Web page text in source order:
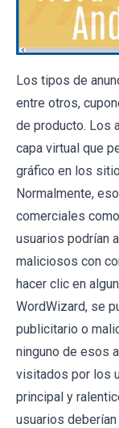
Los tipos de
entre otros,
de producto. Los
capa virtual que
gráfico en los
Normalmente,
comerciales
usuarios podrían
maliciosos con
hacer clic en
WordWizard, se
publicitario o
ninguno de esos
visitados por los
principal y
usuarios